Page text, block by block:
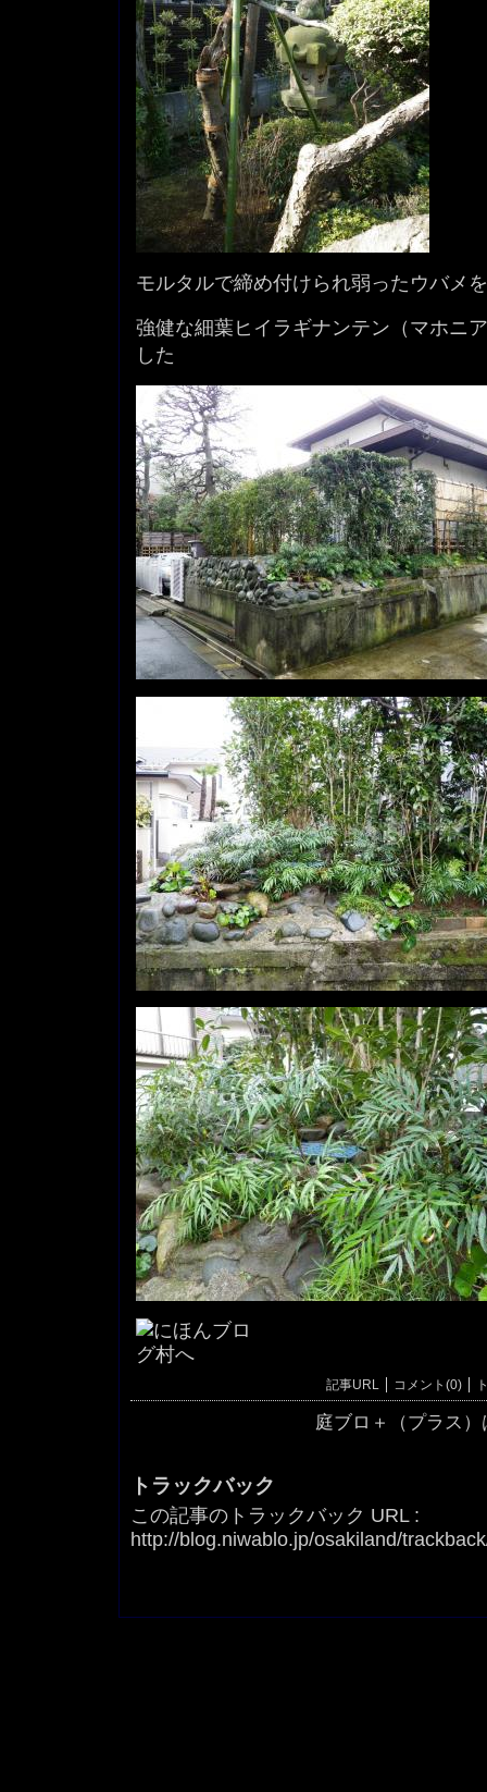
モルタルで締め付けられ弱ったウバメ
強健な細葉ヒイラギナンテン（マホニ
した
記事URL コメント(0)
庭ブロ＋（プラス）
トラックバック
この記事のトラックバック URL :
http://blog.niwablo.jp/osakiland/